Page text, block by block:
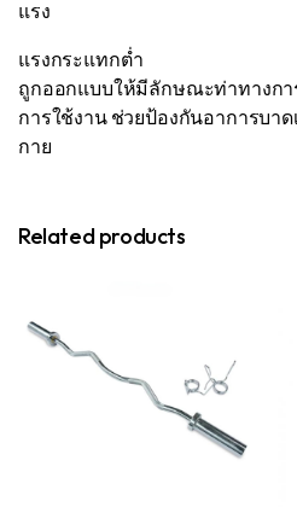
แรง
แรงกระแทกต่ำ
ถูกออกแบบให้มีลักษณะท่าทางก
การใช้งาน ช่วยป้องกันอาการบา
กาย
Related products